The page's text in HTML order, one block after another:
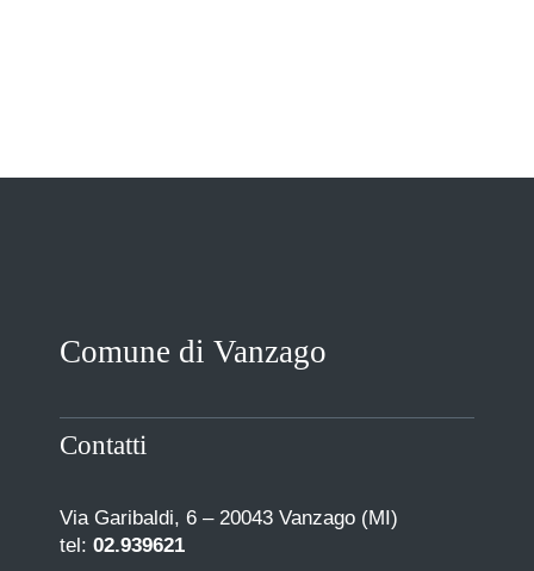
Comune di Vanzago
Contatti
Via Garibaldi, 6 – 20043 Vanzago (MI)
tel: 02.939621